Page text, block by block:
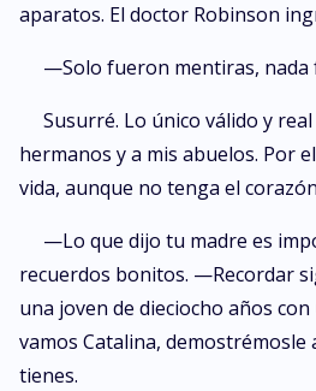
aparatos. El doctor Robinson
—Solo fueron mentiras, nada
Susurré. Lo único válido y
hermanos y a mis abuelos. Por
vida, aunque no tenga el
—Lo que dijo tu madre es
recuerdos bonitos. —Recordar
una joven de dieciocho años
vamos Catalina, demostrémosle
tienes.